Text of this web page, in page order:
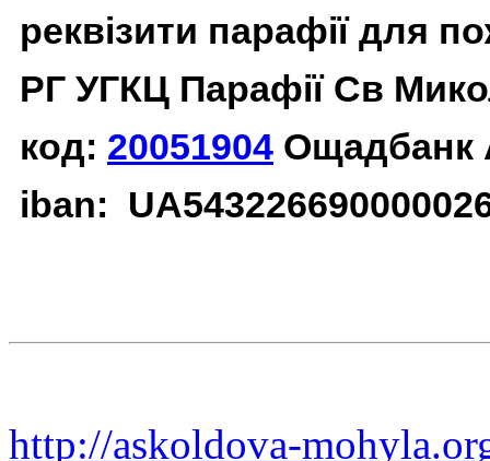
реквізити парафії для
РГ УГКЦ Парафії Св
код: 20051904 Ощадбанк
iban:
http://askoldova-